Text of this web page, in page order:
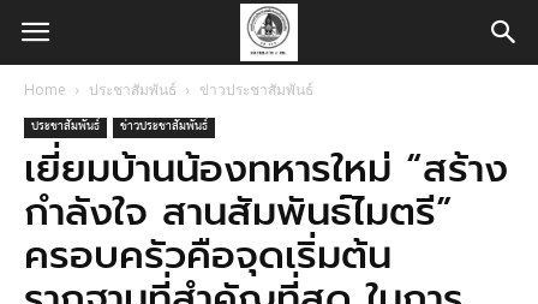
Home ประชาสัมพันธ์ ข่าวประชาสัมพันธ์
ประชาสัมพันธ์ ข่าวประชาสัมพันธ์
เยี่ยมบ้านน้องทหารใหม่ “สร้าง
กำลังใจ สานสัมพันธ์ไมตรี”
ครอบครัวคือจุดเริ่มต้น